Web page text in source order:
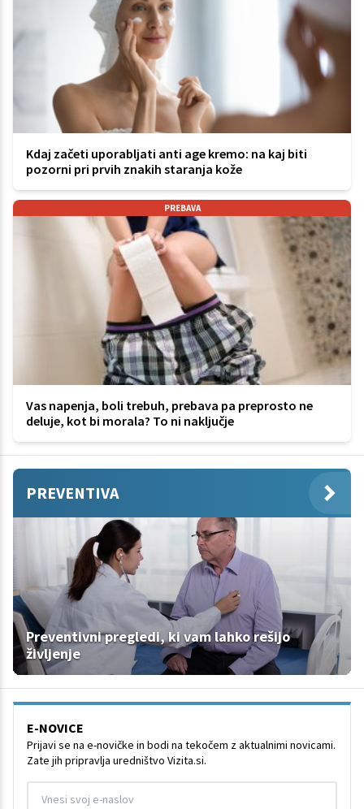
Kdaj začeti uporabljati anti age kremo: na kaj biti
pozorni pri prvih znakih staranja kože
PREBAVA
Vas napenja, boli trebuh, prebava pa preprosto ne
deluje, kot bi morala? To ni naključje
PREVENTIVA
Preventivni pregledi, ki vam lahko rešijo
življenje
E-NOVICE
Prijavi se na e-novičke in bodi na tekočem z aktualnimi novicami.
Zate jih pripravlja uredništvo Vizita.si.